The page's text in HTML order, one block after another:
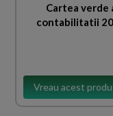
Cartea verde
contabilitatii
Vreau acest